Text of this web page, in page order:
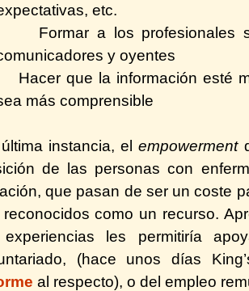
etc.
Formar a los profesionales
y oyentes
Hacer que la información esté
más comprensible
instancia, elempowerment
de las personas con
que pasan de ser un coste
reconocidos como un recurso.
les permitiría
(hace unos días
al respecto), o del empleo